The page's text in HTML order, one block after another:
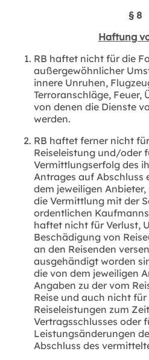
§ 8
Haftung
RB haftet nicht für die
außergewöhnlicher
innere Unruhen,
Terroranschläge, Feuer,
von denen die Dienste
werden.
RB haftet ferner nicht
Reiseleistung und/oder
Vermittlungserfolg des
Antrages auf Abschluss
dem jeweiligen
die Vermittlung mit der
ordentlichen
haftet nicht für Verlust,
Beschädigung von
an den Reisenden
ausgehändigt worden
die von dem jeweiligen
Angaben zu der vom
Reise und auch nicht
Reiseleistungen zum
Vertragsschlusses oder
Leistungsänderungen
Abschluss des